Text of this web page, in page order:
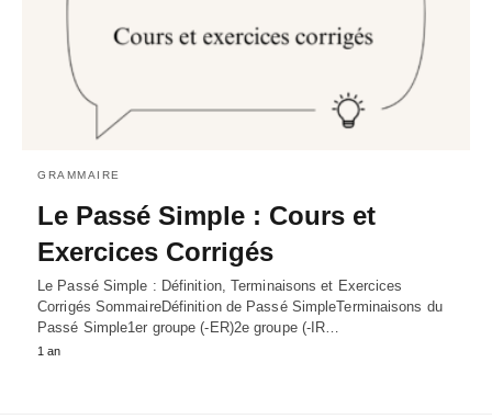
GRAMMAIRE
Le Passé Simple : Cours et
Exercices Corrigés
Le Passé Simple : Définition, Terminaisons et Exercices
Corrigés SommaireDéfinition de Passé SimpleTerminaisons du
Passé Simple1er groupe (-ER)2e groupe (-IR…
1 an